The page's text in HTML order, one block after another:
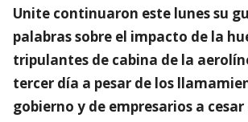
Unite continuaron este lunes su
palabras sobre el impacto de la
tripulantes de cabina de la
tercer día a pesar de los
gobierno y de empresarios a